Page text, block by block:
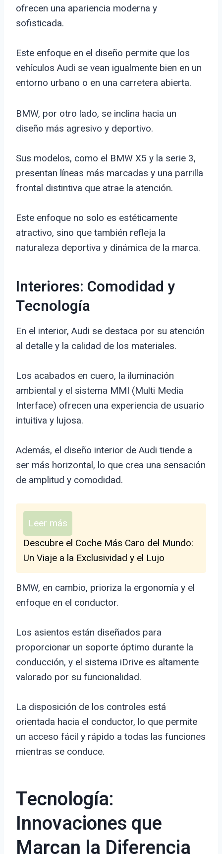
ofrecen una apariencia moderna y
sofisticada.
Este enfoque en el diseño permite que los
vehículos Audi se vean igualmente bien en un
entorno urbano o en una carretera abierta.
BMW, por otro lado, se inclina hacia un
diseño más agresivo y deportivo.
Sus modelos, como el BMW X5 y la serie 3,
presentan líneas más marcadas y una parrilla
frontal distintiva que atrae la atención.
Este enfoque no solo es estéticamente
atractivo, sino que también refleja la
naturaleza deportiva y dinámica de la marca.
Interiores: Comodidad y
Tecnología
En el interior, Audi se destaca por su atención
al detalle y la calidad de los materiales.
Los acabados en cuero, la iluminación
ambiental y el sistema MMI (Multi Media
Interface) ofrecen una experiencia de usuario
intuitiva y lujosa.
Además, el diseño interior de Audi tiende a
ser más horizontal, lo que crea una sensación
de amplitud y comodidad.
Leer más
Descubre el Coche Más Caro del Mundo:
Un Viaje a la Exclusividad y el Lujo
BMW, en cambio, prioriza la ergonomía y el
enfoque en el conductor.
Los asientos están diseñados para
proporcionar un soporte óptimo durante la
conducción, y el sistema iDrive es altamente
valorado por su funcionalidad.
La disposición de los controles está
orientada hacia el conductor, lo que permite
un acceso fácil y rápido a todas las funciones
mientras se conduce.
Tecnología:
Innovaciones que
Marcan la Diferencia